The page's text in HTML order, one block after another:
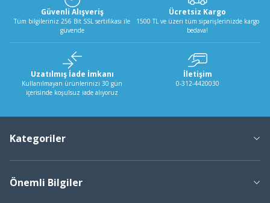
Güvenli Alışveriş
Tüm bilgileriniz 256 Bit SSL sertifikası ile
güvende
Ücretsiz Kargo
1500 TL ve üzeri tüm siparişlerinizde kargo
bedava!
Uzatılmış İade İmkanı
Kullanılmayan ürünlerinizi 30 gün
içerisinde koşulsuz iade alıyoruz
İletişim
0-312-4420030
Kategoriler
Önemli Bilgiler